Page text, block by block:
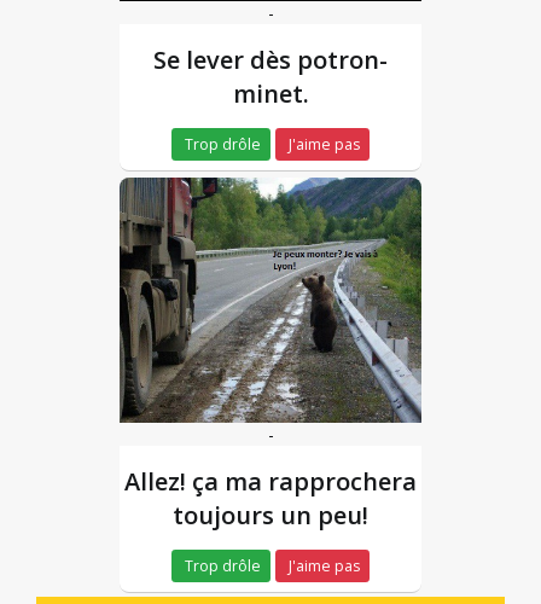
-
Se lever dès potron-
minet.
Trop drôle J'aime pas
-
Allez! ça ma rapprochera
toujours un peu!
Trop drôle J'aime pas